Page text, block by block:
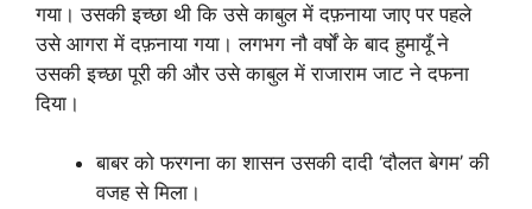
गया। उसकी इच्छा थी कि उसे काबुल में दफ़नाया जाए पर पहले
उसे आगरा में दफ़नाया गया। लगभग नौ वर्षों के बाद हुमायूँ ने
उसकी इच्छा पूरी की और उसे काबुल में राजाराम जाट ने दफना
दिया।
बाबर को फरगना का शासन उसकी दादी ‘दौलत बेगम’ की
वजह से मिला।